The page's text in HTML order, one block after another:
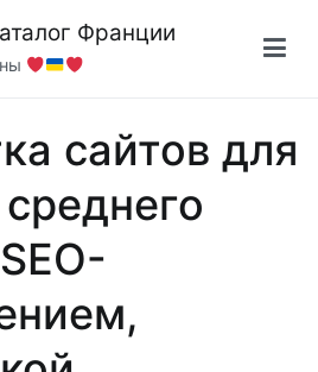
Франции
сайтов для